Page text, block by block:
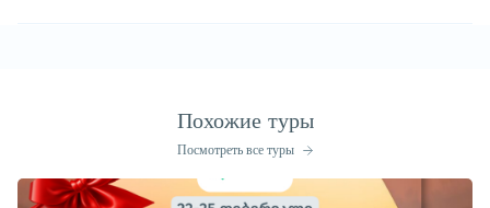
Похожие туры
Посмотреть все туры